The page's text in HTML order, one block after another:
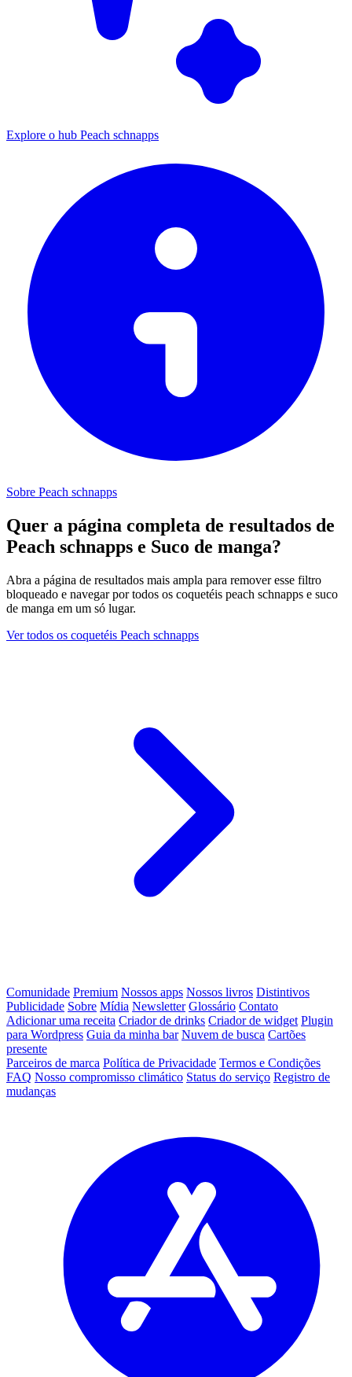
Explore o hub Peach schnapps
Sobre Peach schnapps
Quer a página completa de resultados de
Peach schnapps e Suco de manga?
Abra a página de resultados mais ampla para remover esse filtro
bloqueado e navegar por todos os coquetéis peach schnapps e suco
de manga em um só lugar.
Ver todos os coquetéis Peach schnapps
Comunidade Premium Nossos apps Nossos livros Distintivos
Publicidade Sobre Mídia Newsletter Glossário Contato
Adicionar uma receita Criador de drinks Criador de widget Plugin
para Wordpress Guia da minha bar Nuvem de busca Cartões
presente
Parceiros de marca Política de Privacidade Termos e Condições
FAQ Nosso compromisso climático Status do serviço Registro de
mudanças